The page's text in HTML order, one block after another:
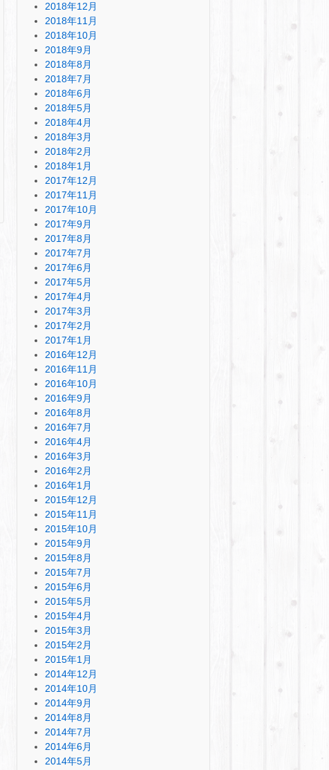
2018年12月
2018年11月
2018年10月
2018年9月
2018年8月
2018年7月
2018年6月
2018年5月
2018年4月
2018年3月
2018年2月
2018年1月
2017年12月
2017年11月
2017年10月
2017年9月
2017年8月
2017年7月
2017年6月
2017年5月
2017年4月
2017年3月
2017年2月
2017年1月
2016年12月
2016年11月
2016年10月
2016年9月
2016年8月
2016年7月
2016年4月
2016年3月
2016年2月
2016年1月
2015年12月
2015年11月
2015年10月
2015年9月
2015年8月
2015年7月
2015年6月
2015年5月
2015年4月
2015年3月
2015年2月
2015年1月
2014年12月
2014年10月
2014年9月
2014年8月
2014年7月
2014年6月
2014年5月